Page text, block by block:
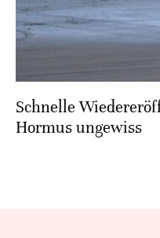
Schnelle
Hormus ungewiss